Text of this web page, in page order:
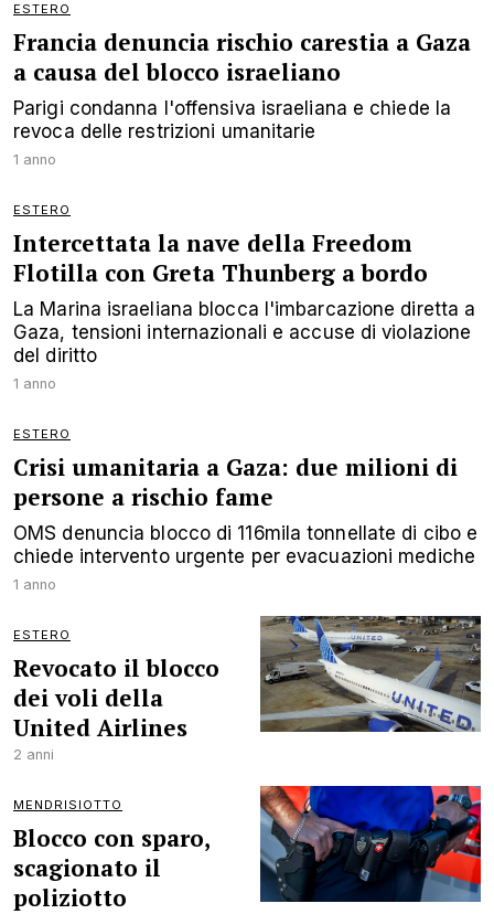
ESTERO
Francia denuncia rischio carestia a Gaza
a causa del blocco israeliano
Parigi condanna l'offensiva israeliana e chiede la
revoca delle restrizioni umanitarie
1 anno
ESTERO
Intercettata la nave della Freedom
Flotilla con Greta Thunberg a bordo
La Marina israeliana blocca l'imbarcazione diretta a
Gaza, tensioni internazionali e accuse di violazione
del diritto
1 anno
ESTERO
Crisi umanitaria a Gaza: due milioni di
persone a rischio fame
OMS denuncia blocco di 116mila tonnellate di cibo e
chiede intervento urgente per evacuazioni mediche
1 anno
ESTERO
Revocato il blocco
dei voli della
United Airlines
2 anni
MENDRISIOTTO
Blocco con sparo,
scagionato il
poliziotto